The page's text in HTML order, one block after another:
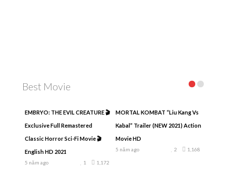
Best Movie
EMBRYO: THE EVIL CREATURE 🎬
Exclusive Full Remastered
Classic Horror Sci-Fi Movie 🎬
English HD 2021
5 năm ago 1,172
1
MORTAL KOMBAT “Liu Kang Vs
Kabal” Trailer (NEW 2021) Action
Movie HD
5 năm ago 1,168
2